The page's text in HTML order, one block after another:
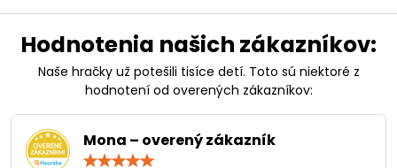
Hodnotenia našich zákazníkov:
Naše hračky už potešili tisíce detí. Toto sú niektoré z
hodnotení od overených zákazníkov:
Mona – overený zákazník